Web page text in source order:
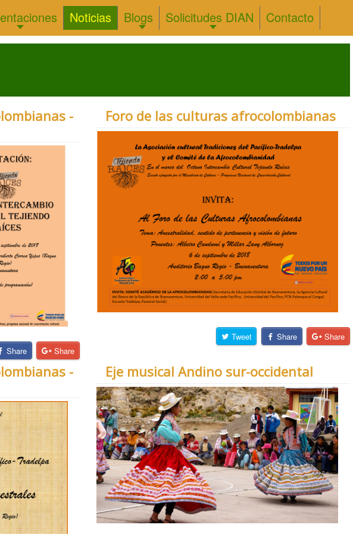
Noticias Blogs Solicitudes DIAN Contacto
-
Share Share
Foro de las culturas afrocolombianas
Tweet Share Share
-
Eje musical Andino sur-occidental